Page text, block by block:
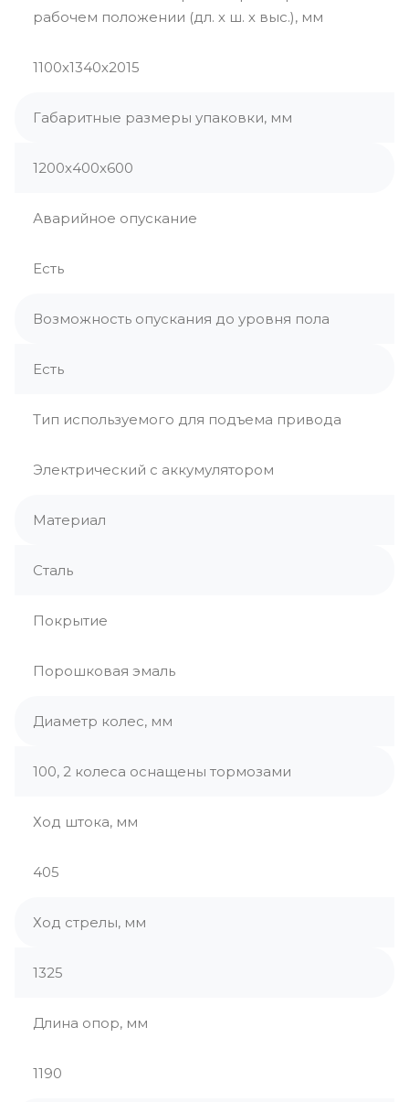
рабочем положении (дл. х ш. х выс.), мм
1100х1340х2015
Габаритные размеры упаковки, мм
1200х400х600
Аварийное опускание
Есть
Возможность опускания до уровня пола
Есть
Тип используемого для подъема привода
Электрический с аккумулятором
Материал
Сталь
Покрытие
Порошковая эмаль
Диаметр колес, мм
100, 2 колеса оснащены тормозами
Ход штока, мм
405
Ход стрелы, мм
1325
Длина опор, мм
1190